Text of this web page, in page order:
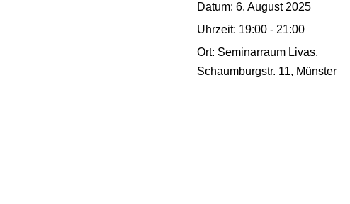
Datum: 6. August 2025
Uhrzeit: 19:00 - 21:00
Ort: Seminarraum Livas,
Schaumburgstr. 11, Münster